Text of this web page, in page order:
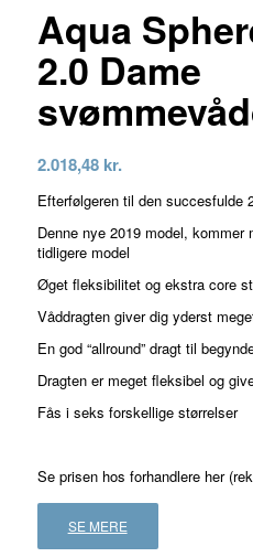
Aqua
2.0 Dame
2.018,48 kr.
Efterfølgeren til den succesfulde
Denne nye 2019 model, kommer
tidligere model
Øget fleksibilitet og ekstra core
Våddragten giver dig yderst
En god “allround” dragt til
Dragten er meget fleksibel og
Fås i seks forskellige størrelser
Se prisen hos forhandlere her
SE MERE